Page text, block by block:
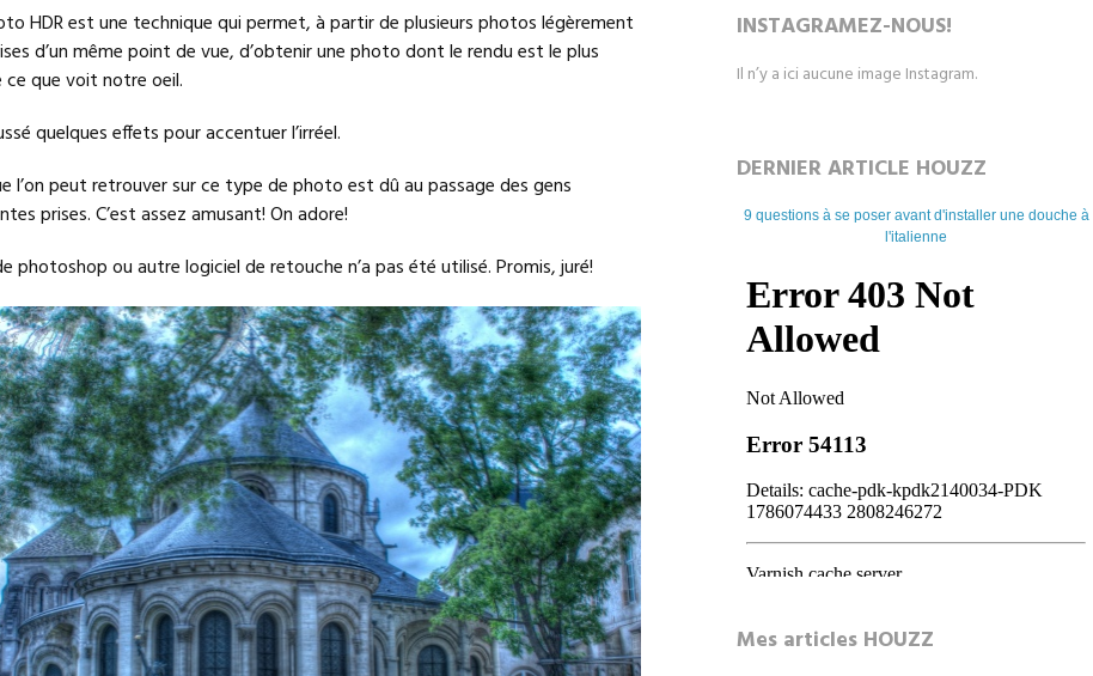
HDR est une technique qui permet, à partir de plusieurs photos légèrement
d’un même point de vue, d’obtenir une photo dont le rendu est le plus
que voit notre oeil.
quelques effets pour accentuer l’irréel.
l’on peut retrouver sur ce type de photo est dû au passage des gens
prises. C’est assez amusant! On adore!
photoshop ou autre logiciel de retouche n’a pas été utilisé. Promis, juré!
INSTAGRAMEZ-NOUS!
Il n’y a ici aucune image Instagram.
DERNIER ARTICLE HOUZZ
9 questions à se poser avant d'installer une douche à
l'italienne
Mes articles HOUZZ